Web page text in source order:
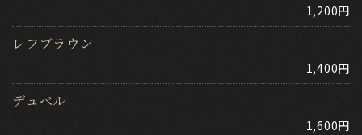
1,200円
レフブラウン
1,400円
デュベル
1,600円